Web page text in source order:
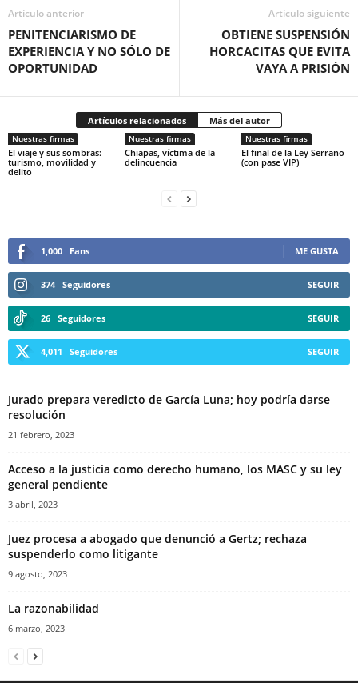
Artículo anterior
PENITENCIARISMO DE
EXPERIENCIA Y NO SÓLO DE
OPORTUNIDAD
Artículo siguiente
OBTIENE SUSPENSIÓN
HORCACITAS QUE EVITA
VAYA A PRISIÓN
Artículos relacionados Más del autor
Nuestras firmas
El viaje y sus sombras:
turismo, movilidad y
delito
Nuestras firmas
Chiapas, víctima de la
delincuencia
Nuestras firmas
El final de la Ley Serrano
(con pase VIP)
1,000 Fans ME GUSTA
374 Seguidores SEGUIR
26 Seguidores SEGUIR
4,011 Seguidores SEGUIR
Jurado prepara veredicto de García Luna; hoy podría darse
resolución
21 febrero, 2023
Acceso a la justicia como derecho humano, los MASC y su ley
general pendiente
3 abril, 2023
Juez procesa a abogado que denunció a Gertz; rechaza
suspenderlo como litigante
9 agosto, 2023
La razonabilidad
6 marzo, 2023